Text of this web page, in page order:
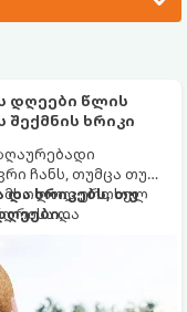
დღეები წლის
შექმნის ხრიკი
ჩანს, თუმცა თუ
მხოლოდ ერთხელ
და
კომბინაციით,
დღის
მოვიწყოთ
და ხრიკებს, თუ